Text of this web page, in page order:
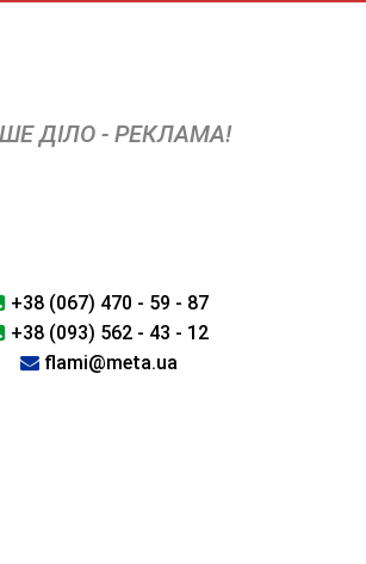
ДІЛО - РЕКЛАМА!
+38 (067) 470 - 59 - 87
+38 (093) 562 - 43 - 12
flami@meta.ua